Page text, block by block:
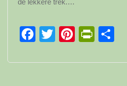
de lekkere trek.…
Facebook
Twitter